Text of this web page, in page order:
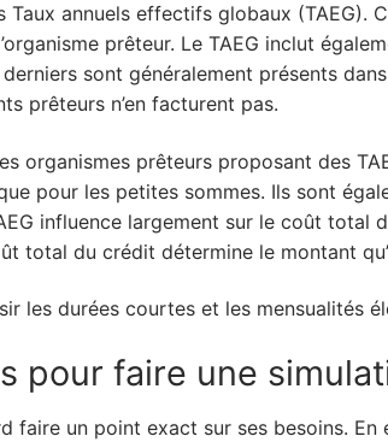
Taux annuels effectifs globaux (TAEG).
prêteur. Le TAEG inclut
sont généralement présents
prêteurs n’en facturent pas.
organismes prêteurs proposant des
pour les petites sommes. Ils sont
influence largement sur le coût total
total du crédit détermine le montant
les durées courtes et les mensualités
pour faire une
faire un point exact sur ses besoins.